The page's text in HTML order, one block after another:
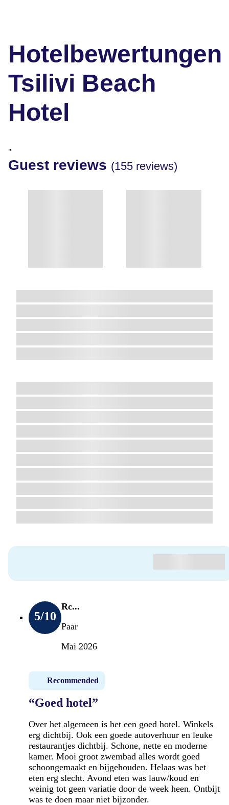
Hotelbewertungen
Tsilivi Beach
Hotel
"
Guest reviews (155 reviews)
5/10
Rc...
Paar
Mai 2026
Recommended
“Goed hotel”
Over het algemeen is het een goed hotel. Winkels
erg dichtbij. Ook een goede autoverhuur en leuke
restaurantjes dichtbij. Schone, nette en moderne
kamer. Mooi groot zwembad alles wordt goed
schoongemaakt en bijgehouden. Helaas was het
eten erg slecht. Avond eten was lauw/koud en
weinig tot geen variatie door de week heen. Ontbijt
was te doen maar niet bijzonder.